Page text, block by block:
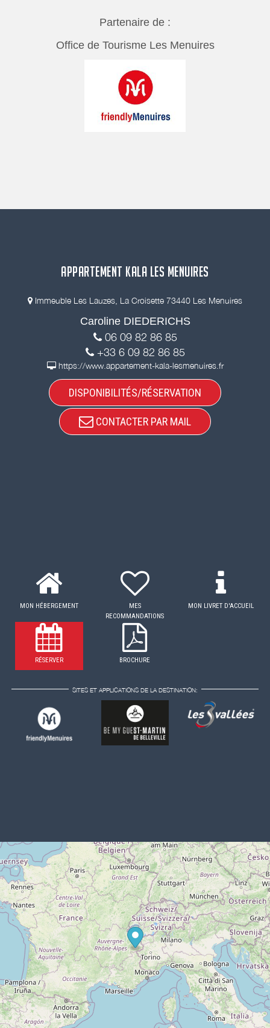
Partenaire de :
Office de Tourisme Les Menuires
APPARTEMENT KALA LES MENUIRES
Immeuble Les Lauzes, La Croisette 73440 Les Menuires
Caroline DIEDERICHS
06 09 82 86 85
+33 6 09 82 86 85
https://www.appartement-kala-lesmenuires.fr
DISPONIBILITÉS/RÉSERVATION
CONTACTER PAR MAIL
MON HÉBERGEMENT
MES
RECOMMANDATIONS
MON LIVRET D'ACCUEIL
RÉSERVER BROCHURE
SITES ET APPLICATIONS DE LA DESTINATION: